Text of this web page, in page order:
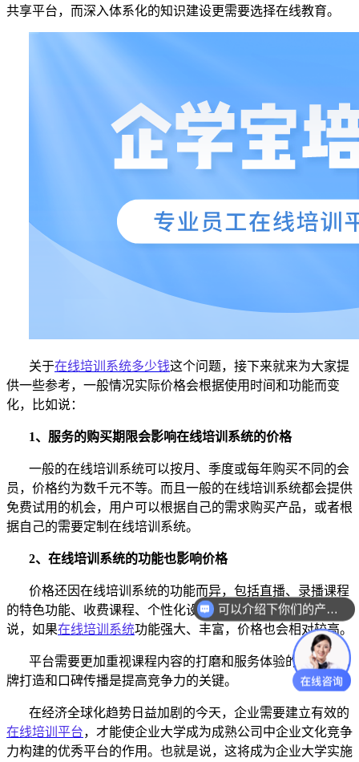
共享平台，而深入体系化的知识建设更需要选择在线教育。
关于在线培训系统多少钱这个问题，接下来就来为大家提
供一些参考，一般情况实际价格会根据使用时间和功能而变
化，比如说：
1、 服务的购买期限会影响在线培训系统的价格
一般的在线培训系统可以按月、季度或每年购买不同的会
员，价格约为数千元不等。而且一般的在线培训系统都会提供
免费试用的机会，用户可以根据自己的需求购买产品，或者根
据自己的需要定制在线培训系统。
2、 在线培训系统的功能也影响价格
价格还因在线培训系统的功能而异，包括直播、录播课程
的特色功能、收费课程、个性化设置、增值服务等。 一般来
说，如果在线培训系统功能强大、丰富，价格也会相对较高。
平台需要更加重视课程内容的打磨和服务体验的提高，品
牌打造和口碑传播是提高竞争力的关键。
在经济全球化趋势日益加剧的今天，企业需要建立有效的
在线培训平台，才能使企业大学成为成熟公司中企业文化竞争
力构建的优秀平台的作用。也就是说，这将成为企业大学实施
可以介绍下你们的产品么？